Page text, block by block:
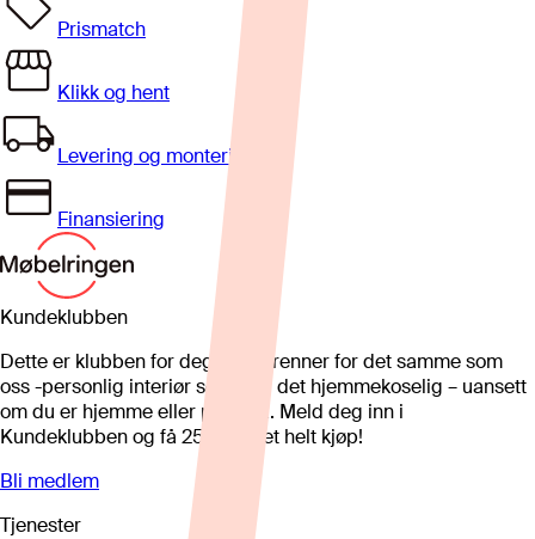
Prismatch
Klikk og hent
Levering og montering
Finansiering
Kundeklubben
Dette er klubben for deg som brenner for det samme som
oss -personlig interiør som gjør det hjemmekoselig – uansett
om du er hjemme eller på hytta. Meld deg inn i
Kundeklubben og få 25%* på et helt kjøp!
Bli medlem
Tjenester